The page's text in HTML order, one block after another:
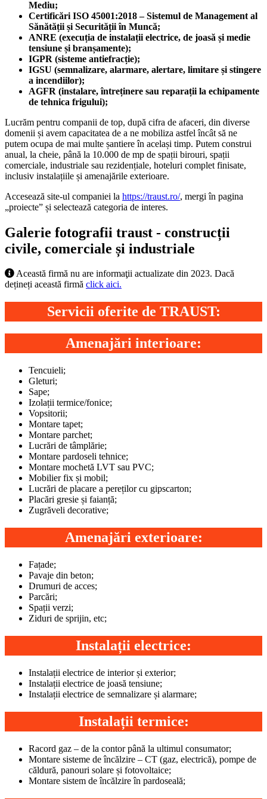
Mediu;
Certificări ISO 45001:2018 – Sistemul de Management al
Sănătății și Securității în Muncă;
ANRE (execuția de instalații electrice, de joasă și medie
tensiune și branșamente);
IGPR (sisteme antiefracție);
IGSU (semnalizare, alarmare, alertare, limitare și stingere
a incendiilor);
AGFR (instalare, întreținere sau reparații la echipamente
de tehnica frigului);
Lucrăm pentru companii de top, după cifra de afaceri, din diverse
domenii și avem capacitatea de a ne mobiliza astfel încât să ne
putem ocupa de mai multe șantiere în același timp. Putem construi
anual, la cheie, până la 10.000 de mp de spații birouri, spații
comerciale, industriale sau rezidențiale, hoteluri complet finisate,
inclusiv instalațiile și amenajările exterioare.
Accesează site-ul companiei la https://traust.ro/, mergi în pagina
„proiecte” și selectează categoria de interes.
Galerie fotografii traust - construcții
civile, comerciale și industriale
Această firmă nu are informaţii actualizate din 2023. Dacă
dețineți această firmă click aici.
Servicii oferite de TRAUST:
Amenajări interioare:
Tencuieli;
Gleturi;
Sape;
Izolații termice/fonice;
Vopsitorii;
Montare tapet;
Montare parchet;
Lucrări de tâmplărie;
Montare pardoseli tehnice;
Montare mochetă LVT sau PVC;
Mobilier fix și mobil;
Lucrări de placare a pereților cu gipscarton;
Placări gresie și faianță;
Zugrăveli decorative;
Amenajări exterioare:
Fațade;
Pavaje din beton;
Drumuri de acces;
Parcări;
Spații verzi;
Ziduri de sprijin, etc;
Instalații electrice:
Instalații electrice de interior și exterior;
Instalații electrice de joasă tensiune;
Instalații electrice de semnalizare și alarmare;
Instalații termice:
Racord gaz – de la contor până la ultimul consumator;
Montare sisteme de încălzire – CT (gaz, electrică), pompe de
căldură, panouri solare și fotovoltaice;
Montare sistem de încălzire în pardoseală;